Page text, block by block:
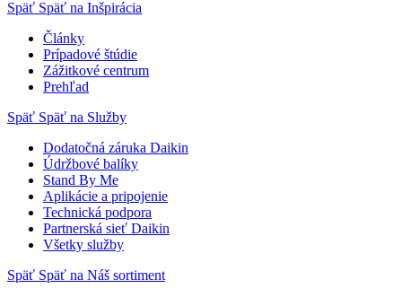
Späť Späť na Inšpirácia
Články
Prípadové štúdie
Zážitkové centrum
Prehľad
Späť Späť na Služby
Dodatočná záruka Daikin
Údržbové balíky
Stand By Me
Aplikácie a pripojenie
Technická podpora
Partnerská sieť Daikin
Všetky služby
Späť Späť na Náš sortiment